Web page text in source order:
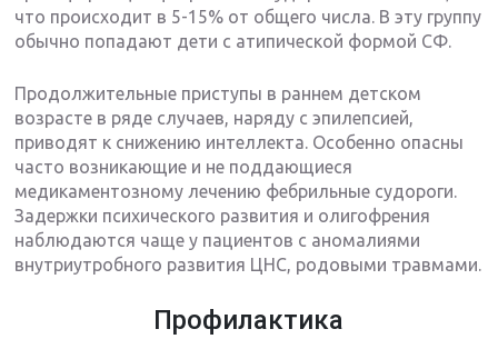
что происходит в 5-15% от общего числа. В эту группу
обычно попадают дети с атипической формой СФ.
Продолжительные приступы в раннем детском
возрасте в ряде случаев, наряду с эпилепсией,
приводят к снижению интеллекта. Особенно опасны
часто возникающие и не поддающиеся
медикаментозному лечению фебрильные судороги.
Задержки психического развития и олигофрения
наблюдаются чаще у пациентов с аномалиями
внутриутробного развития ЦНС, родовыми травмами.
Профилактика